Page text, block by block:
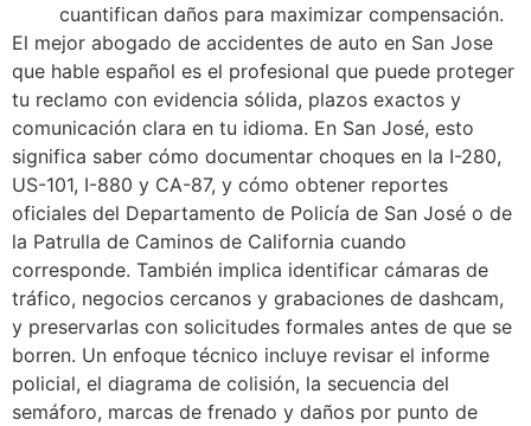
cuantifican daños para maximizar compensación.
El mejor abogado de accidentes de auto en San Jose
que hable español es el profesional que puede proteger
tu reclamo con evidencia sólida, plazos exactos y
comunicación clara en tu idioma. En San José, esto
significa saber cómo documentar choques en la I-280,
US-101, I-880 y CA-87, y cómo obtener reportes
oficiales del Departamento de Policía de San José o de
la Patrulla de Caminos de California cuando
corresponde. También implica identificar cámaras de
tráfico, negocios cercanos y grabaciones de dashcam,
y preservarlas con solicitudes formales antes de que se
borren. Un enfoque técnico incluye revisar el informe
policial, el diagrama de colisión, la secuencia del
semáforo, marcas de frenado y daños por punto de